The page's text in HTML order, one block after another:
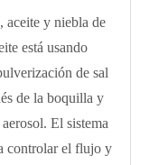
aceite y niebla de
está usando
de sal
de la boquilla y
El sistema
controlar el flujo y